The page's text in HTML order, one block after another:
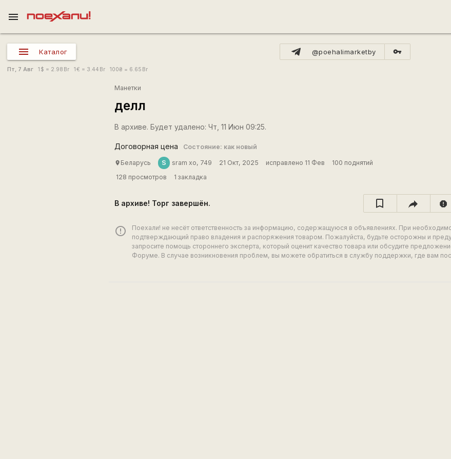
menu
Каталог @poehalimarketby vpn_key
Пт, 7 Авг 1 $ = 2.98 Br 1€ = 3.44 Br 100₴ = 6.65 Br
Манетки
делл
В архиве. Будет удалено: Чт, 11 Июн 09:25.
Договорная цена Состояние: как новый
place Беларусь S sram xo, 749 21 Окт, 2025 исправлено 11 Фев
100 поднятий
128 просмотров
1 закладка
В архиве! Торг завершён. report
error_outline
Поехали! не несёт ответственность за информацию, содержащуюся в объявлениях. При
подтверждающий право владения и распоряжения товаром. Пожалуйста, будьте осторожны и
запросите помощь стороннего эксперта, который оценит качество товара или обсудите
Форуме. В случае возникновения проблем, вы можете обратиться в службу поддержки, где вам